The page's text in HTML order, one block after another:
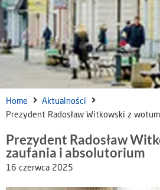
Home
Aktualności
Prezydent Radosław Witkowski z
Prezydent Radosław
zaufania i absolutorium
16 czerwca 2025